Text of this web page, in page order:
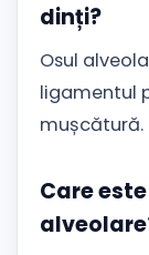
dinți?
Osul
ligamentul
mușcătură.
Care